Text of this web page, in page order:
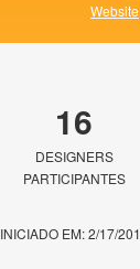
Website,
16
DESIGNERS
PARTICIPANTES
INICIADO EM: 2/17/